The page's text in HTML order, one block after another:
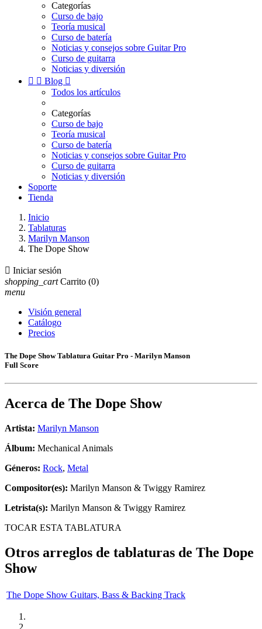
Categorías
Curso de bajo
Teoría musical
Curso de batería
Noticias y consejos sobre Guitar Pro
Curso de guitarra
Noticias y diversión
  Blog 
Todos los artículos
Categorías
Curso de bajo
Teoría musical
Curso de batería
Noticias y consejos sobre Guitar Pro
Curso de guitarra
Noticias y diversión
Soporte
Tienda
Inicio
Tablaturas
Marilyn Manson
The Dope Show
 Iniciar sesión
shopping_cart Carrito (0)
menu
Visión general
Catálogo
Precios
The Dope Show Tablatura Guitar Pro - Marilyn Manson
Full Score
Acerca de The Dope Show
Artista: Marilyn Manson
Álbum: Mechanical Animals
Géneros: Rock, Metal
Compositor(es): Marilyn Manson & Twiggy Ramirez
Letrista(s): Marilyn Manson & Twiggy Ramirez
TOCAR ESTA TABLATURA
Otros arreglos de tablaturas de The Dope
Show
The Dope Show Guitars, Bass & Backing Track